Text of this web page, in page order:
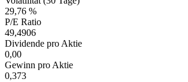
29,76 %
P/E Ratio
49,4906
Dividende pro Aktie
0,00
Gewinn pro Aktie
0,373